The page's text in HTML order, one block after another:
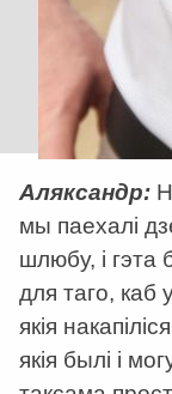
Аляксандр:
мы паехалі
шлюбу, і гэта
для таго, каб
якія
якія былі і